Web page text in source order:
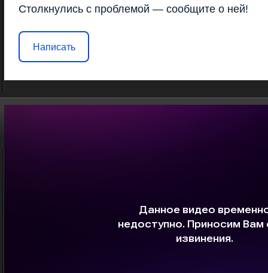
Столкнулись с проблемой — сообщите о ней!
Написать